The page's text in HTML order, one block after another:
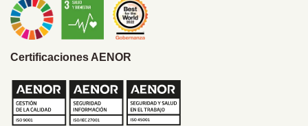
Certificaciones AENOR